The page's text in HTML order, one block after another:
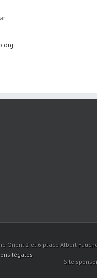
Orient 2 et 6 place Albert
légales
Site